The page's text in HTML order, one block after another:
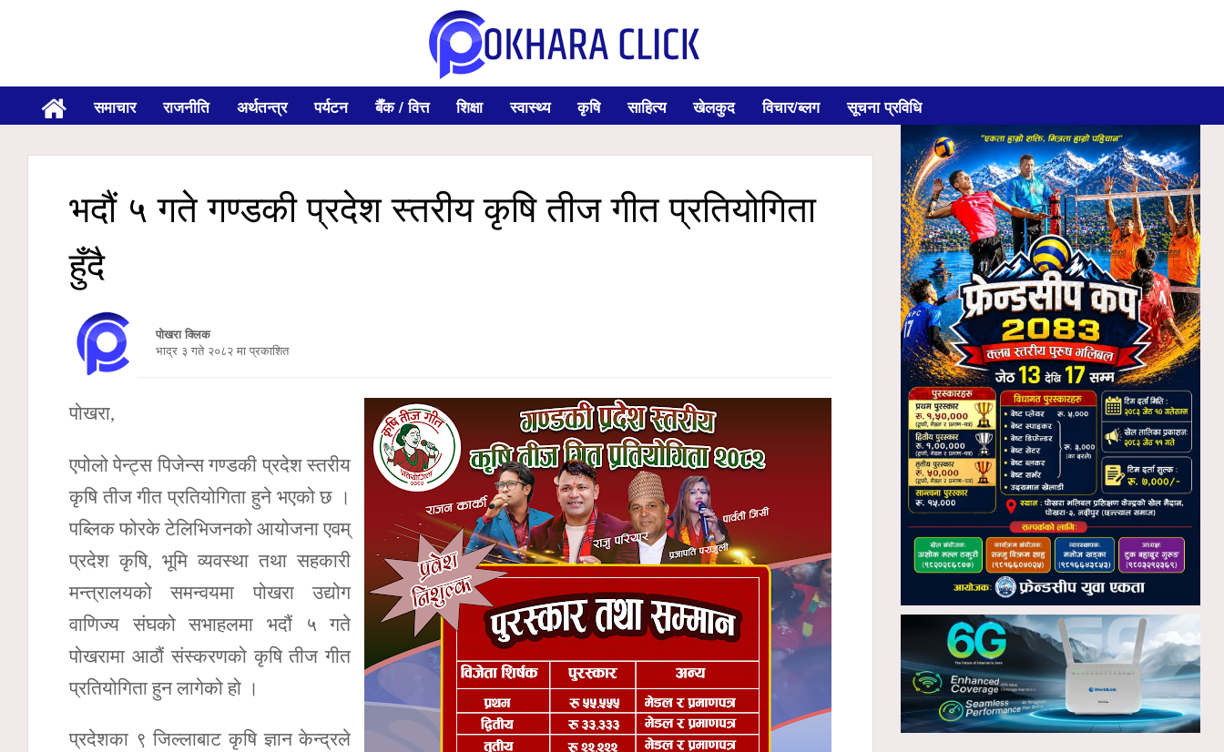
समाचार राजनीति अर्थतन्त्र पर्यटन बैँक / वित्त शिक्षा स्वास्थ्य कृषि साहित्य खेलकुद विचार/ब्लग सूचना प्रविधि
भदौं ५ गते गण्डकी प्रदेश स्तरीय कृषि तीज गीत प्रतियोगिता
हुँदै
पोखरा क्लिक
भाद्र ३ गते २०८२ मा प्रकाशित
पोखरा,
एपोलो पेन्ट्स पिजेन्स गण्डकी प्रदेश स्तरीय
कृषि तीज गीत प्रतियोगिता हुने भएको छ ।
पब्लिक फोरके टेलिभिजनको आयोजना एवम्
प्रदेश कृषि, भूमि व्यवस्था तथा सहकारी
मन्त्रालयको समन्वयमा पोखरा उद्योग
वाणिज्य संघको सभाहलमा भदौं ५ गते
पोखरामा आठौं संस्करणको कृषि तीज गीत
प्रतियोगिता हुन लागेको हो ।
प्रदेशका ९ जिल्लाबाट कृषि ज्ञान केन्द्रले